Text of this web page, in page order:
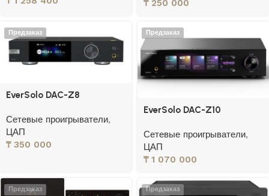
₸250 000
Предзаказ
EverSolo DAC-Z8
Сетевые проигрыватели,
ЦАП
₸350 000
Предзаказ
EverSolo DAC-Z10
Сетевые проигрыватели,
ЦАП
₸1 070 000
Предзаказ Предзаказ